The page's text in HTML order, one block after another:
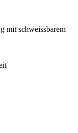
mit schweissbarem